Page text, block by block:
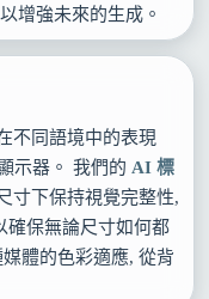
增強未來的生成。
不同語境中的表現
示器。 我們的 AI 標
寸下保持視覺完整性,
確保無論尺寸如何都
體的色彩適應, 從背